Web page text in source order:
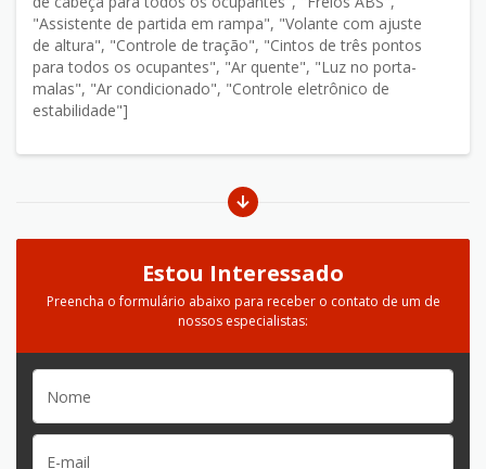
"Assistente de partida em rampa", "Volante com ajuste
de altura", "Controle de tração", "Cintos de três pontos
para todos os ocupantes", "Ar quente", "Luz no porta-
malas", "Ar condicionado", "Controle eletrônico de
estabilidade"]
Estou Interessado
Preencha o formulário abaixo para receber o contato de um de
nossos especialistas: